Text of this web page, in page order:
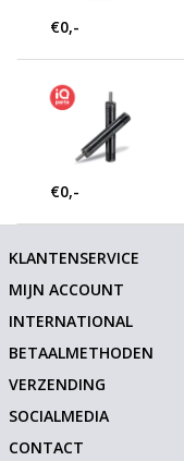
€0,-
€0,-
KLANTENSERVICE
MIJN ACCOUNT
INTERNATIONAL
BETAALMETHODEN
VERZENDING
SOCIALMEDIA
CONTACT